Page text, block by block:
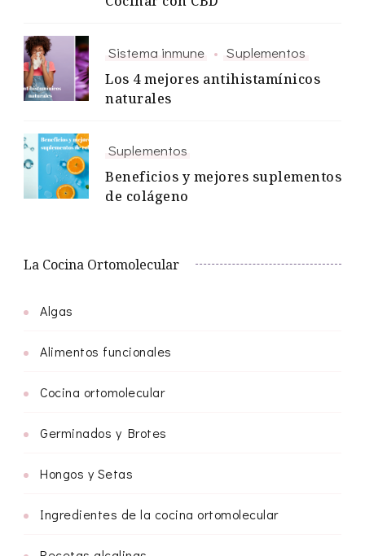
Sistema inmune
Suplementos
Los 4 mejores antihistamínicos
naturales
Suplementos
Beneficios y mejores suplementos
de colágeno
La Cocina Ortomolecular
Algas
Alimentos funcionales
Cocina ortomolecular
Germinados y Brotes
Hongos y Setas
Ingredientes de la cocina ortomolecular